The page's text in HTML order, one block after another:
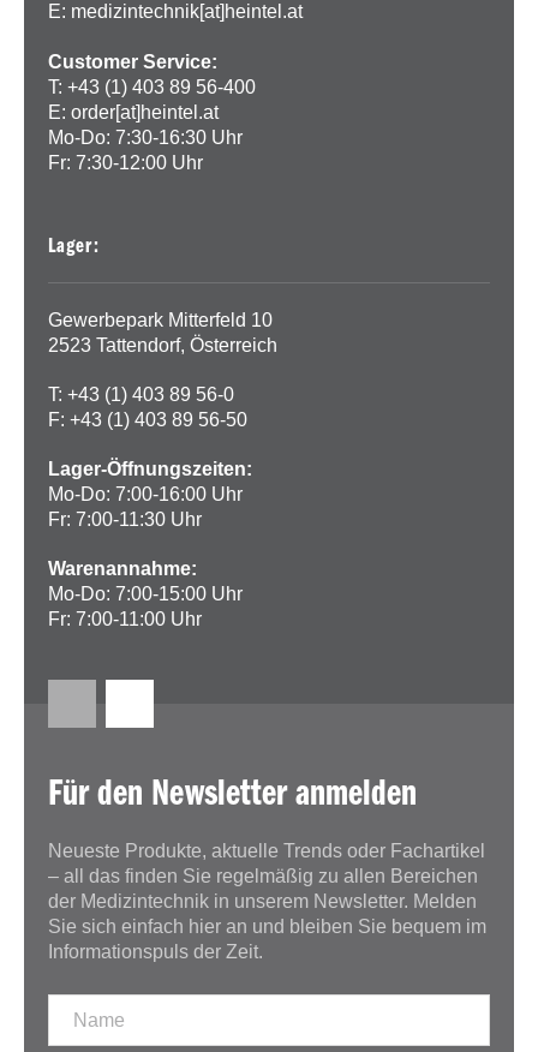
E: medizintechnik[at]heintel.at
Customer Service:
T: +43 (1) 403 89 56-400
E: order[at]heintel.at
Mo-Do: 7:30-16:30 Uhr
Fr: 7:30-12:00 Uhr
Lager:
Gewerbepark Mitterfeld 10
2523 Tattendorf, Österreich
T: +43 (1) 403 89 56-0
F: +43 (1) 403 89 56-50
Lager-Öffnungszeiten:
Mo-Do: 7:00-16:00 Uhr
Fr: 7:00-11:30 Uhr
Warenannahme:
Mo-Do: 7:00-15:00 Uhr
Fr: 7:00-11:00 Uhr
Für den Newsletter anmelden
Neueste Produkte, aktuelle Trends oder Fachartikel
– all das finden Sie regelmäßig zu allen Bereichen
der Medizintechnik in unserem Newsletter. Melden
Sie sich einfach hier an und bleiben Sie bequem im
Informationspuls der Zeit.